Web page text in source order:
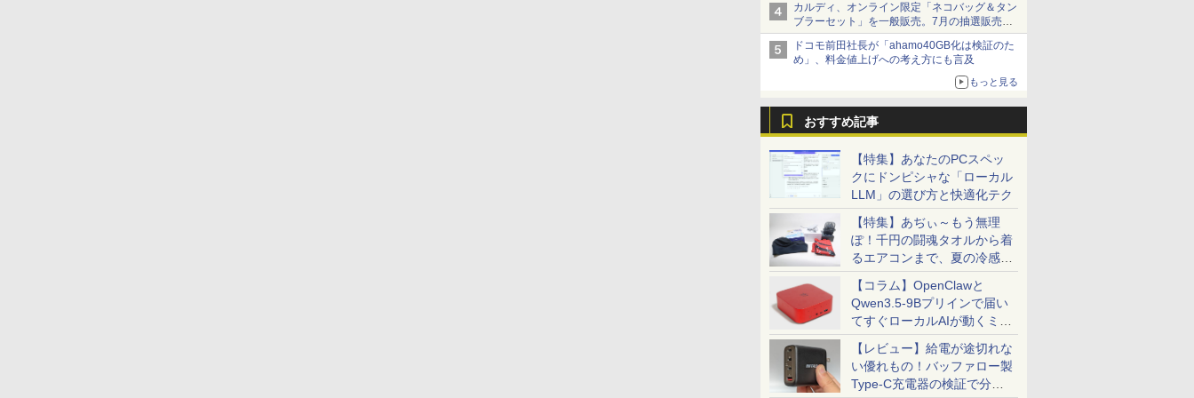
カルディ、オンライン限定「ネコバッグ＆タン
ブラーセット」を一般販売。7月の抽選販売の
当選無効分
ドコモ前田社長が「ahamo40GB化は検証のた
め」、料金値上げへの考え方にも言及
もっと見る
おすすめ記事
【特集】あなたのPCスペッ
クにドンピシャな「ローカル
LLM」の選び方と快適化テク
【特集】あぢぃ～もう無理
ぽ！千円の闘魂タオルから着
るエアコンまで、夏の冷感グ
ッズ一挙紹介
【コラム】OpenClawと
Qwen3.5-9Bプリインで届い
てすぐローカルAIが動くミニ
PC「SER9 Pro」
【レビュー】給電が途切れな
い優れもの！バッファロー製
Type-C充電器の検証で分か